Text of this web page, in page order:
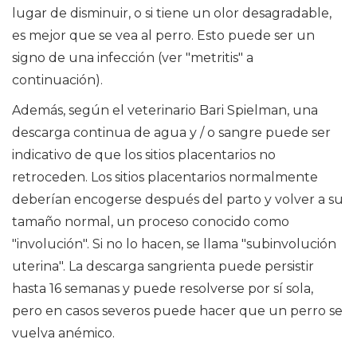
lugar de disminuir, o si tiene un olor desagradable,
es mejor que se vea al perro. Esto puede ser un
signo de una infección (ver "metritis" a
continuación).
Además, según el veterinario Bari Spielman, una
descarga continua de agua y / o sangre puede ser
indicativo de que los sitios placentarios no
retroceden. Los sitios placentarios normalmente
deberían encogerse después del parto y volver a su
tamaño normal, un proceso conocido como
"involución". Si no lo hacen, se llama "subinvolución
uterina". La descarga sangrienta puede persistir
hasta 16 semanas y puede resolverse por sí sola,
pero en casos severos puede hacer que un perro se
vuelva anémico.